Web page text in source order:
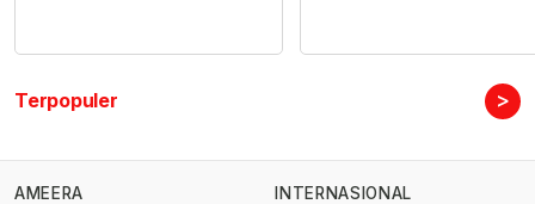
Terpopuler >
AMEERA
INTERNASIONAL